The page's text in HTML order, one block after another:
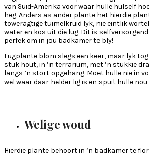
van Suid-Amerika voor waar hulle hulself
heg. Anders as ander plante het hierdie
toweragtige tuimelkruid lyk, nie eintlik
water en kos uit die lug. Dit is selfversorgend
perfek om in jou badkamer te bly!
Lugplante blom slegs een keer, maar lyk
stuk hout, in ’n terrarium, met ’n stukkie
langs ’n stort opgehang. Moet hulle nie in
wel waar daar helder lig is en spuit hulle
Welige woud
Hierdie plante behoort in ’n badkamer te